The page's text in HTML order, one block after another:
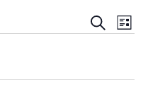
und
Suche
Liste